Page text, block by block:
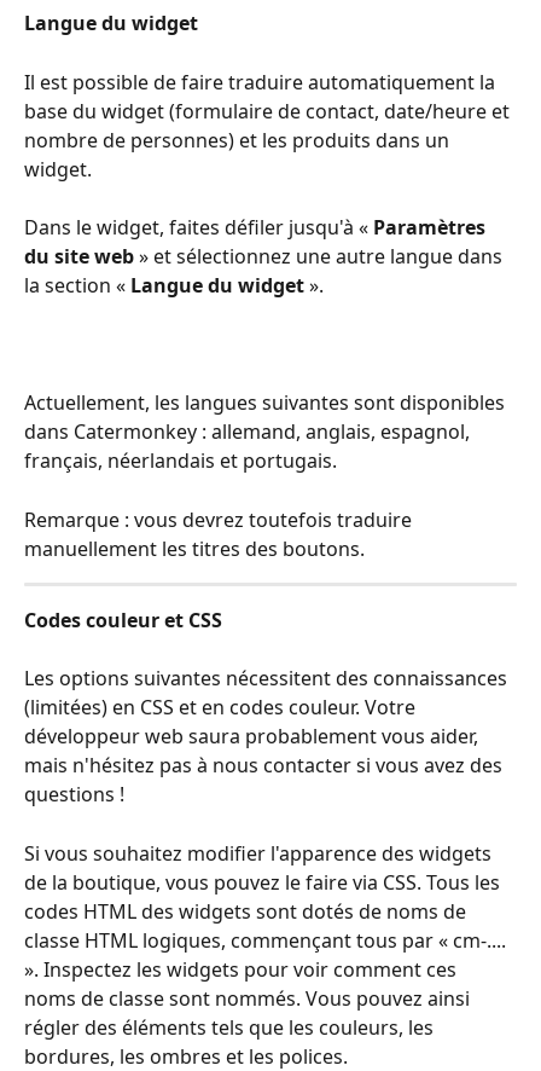
Langue du widget
Il est possible de faire traduire automatiquement la
base du widget (formulaire de contact, date/heure et
nombre de personnes) et les produits dans un
widget.
Dans le widget, faites défiler jusqu'à « Paramètres
du site web » et sélectionnez une autre langue dans
la section « Langue du widget ».
Actuellement, les langues suivantes sont disponibles
dans Catermonkey : allemand, anglais, espagnol,
français, néerlandais et portugais.
Remarque : vous devrez toutefois traduire
manuellement les titres des boutons.
Codes couleur et CSS
Les options suivantes nécessitent des connaissances
(limitées) en CSS et en codes couleur. Votre
développeur web saura probablement vous aider,
mais n'hésitez pas à nous contacter si vous avez des
questions !
Si vous souhaitez modifier l'apparence des widgets
de la boutique, vous pouvez le faire via CSS. Tous les
codes HTML des widgets sont dotés de noms de
classe HTML logiques, commençant tous par « cm-....
». Inspectez les widgets pour voir comment ces
noms de classe sont nommés. Vous pouvez ainsi
régler des éléments tels que les couleurs, les
bordures, les ombres et les polices.